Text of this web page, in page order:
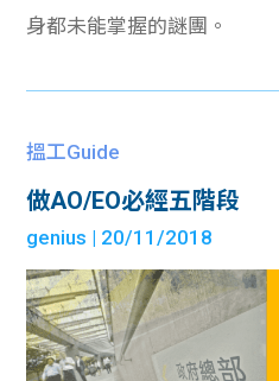
身都未能掌握的謎團。
搵工Guide
做AO/EO必經五階段
genius | 20/11/2018